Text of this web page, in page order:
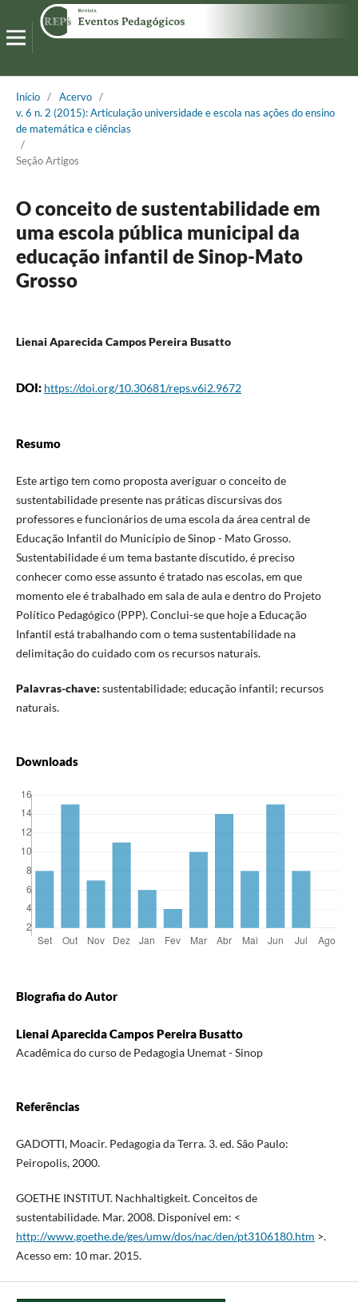
Início / Acervo /
v. 6 n. 2 (2015): Articulação universidade e escola nas ações do ensino
de matemática e ciências
/
Seção Artigos
O conceito de sustentabilidade em
uma escola pública municipal da
educação infantil de Sinop-Mato
Grosso
Lienai Aparecida Campos Pereira Busatto
DOI: https://doi.org/10.30681/reps.v6i2.9672
Resumo
Este artigo tem como proposta averiguar o conceito de
sustentabilidade presente nas práticas discursivas dos
professores e funcionários de uma escola da área central de
Educação Infantil do Município de Sinop - Mato Grosso.
Sustentabilidade é um tema bastante discutido, é preciso
conhecer como esse assunto é tratado nas escolas, em que
momento ele é trabalhado em sala de aula e dentro do Projeto
Político Pedagógico (PPP). Conclui-se que hoje a Educação
Infantil está trabalhando com o tema sustentabilidade na
delimitação do cuidado com os recursos naturais.
Palavras-chave: sustentabilidade; educação infantil; recursos
naturais.
Downloads
Biografia do Autor
Lienai Aparecida Campos Pereira Busatto
Acadêmica do curso de Pedagogia Unemat - Sinop
Referências
GADOTTI, Moacir. Pedagogia da Terra. 3. ed. São Paulo:
Peiropolis, 2000.
GOETHE INSTITUT. Nachhaltigkeit. Conceitos de
sustentabilidade. Mar. 2008. Disponível em: <
http://www.goethe.de/ges/umw/dos/nac/den/pt3106180.htm >.
Acesso em: 10 mar. 2015.